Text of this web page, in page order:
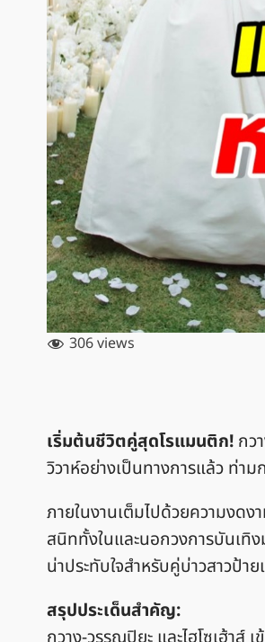
306 views
เริ่มต้นชีวิตคู่สุดโรแมนติก! กว
วิวาห์อย่างเป็นทางการแล้ว ท่า
ภายในงานเต็มไปด้วยความงด
สนิททั้งในและนอกวงการบันเ
น่าประทับใจสำหรับคู่บ่าวสาวป้า
สรุปประเด็นสำคัญ: